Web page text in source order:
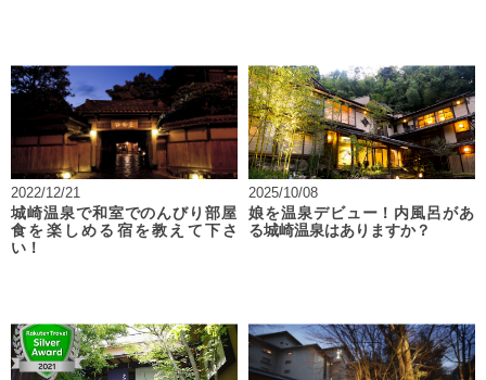
2022/12/21
城崎温泉で和室でのんびり部屋
食を楽しめる宿を教えて下さ
い！
2025/10/08
娘を温泉デビュー！内風呂があ
る城崎温泉はありますか？